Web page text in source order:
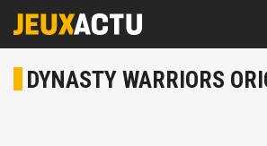
DYNASTY WARRIORS